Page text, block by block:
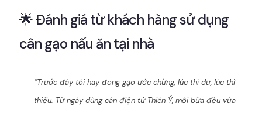
🌟 Đánh giá từ khách hàng sử dụng
cân gạo nấu ăn tại nhà
“Trước đây tôi hay đong gạo ước chừng, lúc thì dư, lúc thì
thiếu. Từ ngày dùng cân điện tử Thiên Ý, mỗi bữa đều vừa